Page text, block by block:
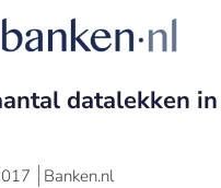
datalekken
Banken.nl